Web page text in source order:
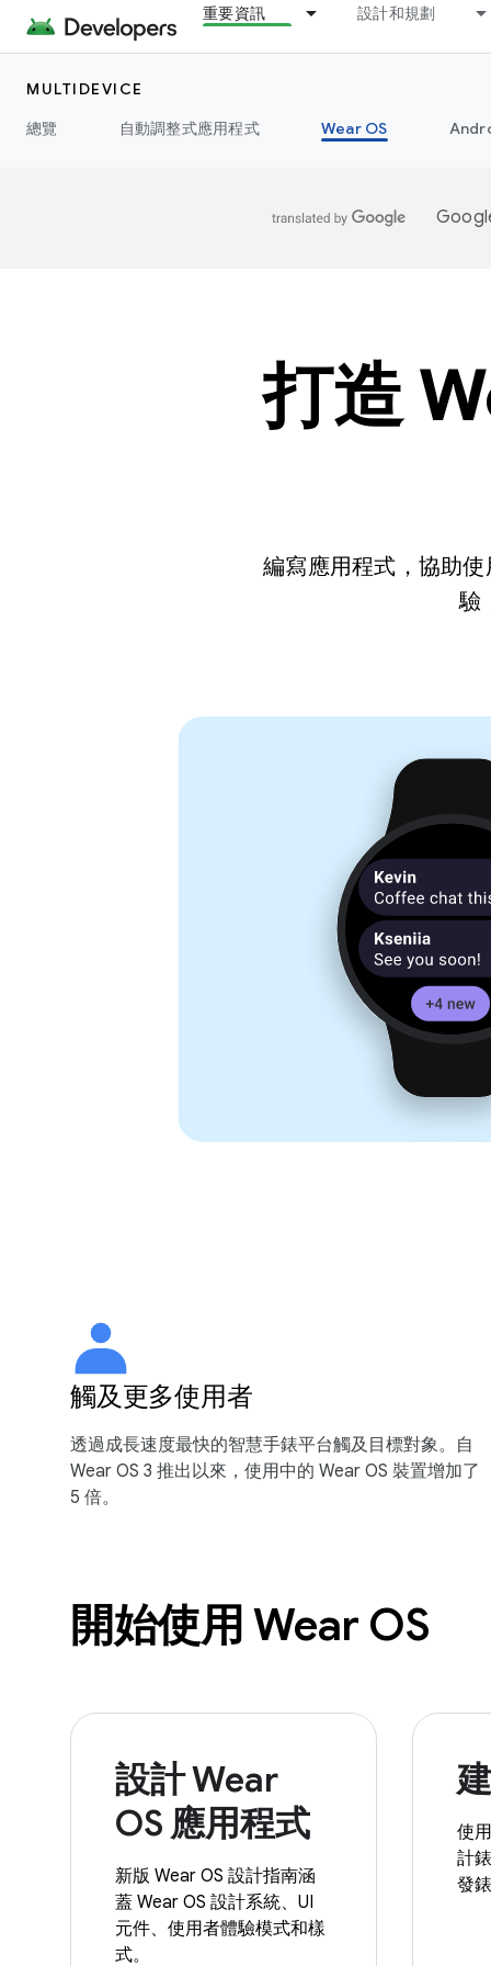
重要資訊 設計和規劃
MULTIDEVICE
總覽
自動調整式應用程式 Wear OS
打造
編寫應用程式，協助
驗
觸及更多使用者
透過成長速度最快的智慧手錶平台觸及目標對象。自
Wear OS 3 推出以來，使用中的 Wear OS 裝置增加了
5 倍。
開始使用 Wear OS
設計 Wear
OS 應用程式
新版 Wear OS 設計指南涵
蓋 Wear OS 設計系統、UI
元件、使用者體驗模式和樣
式。
使
計
發